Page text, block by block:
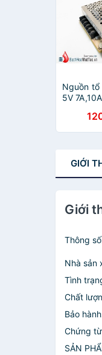
Nguồn tổ
5V
GIỚI
Giới
Thông
Nhà sản
Tình
Chất
Bảo
Chứng
SẢN